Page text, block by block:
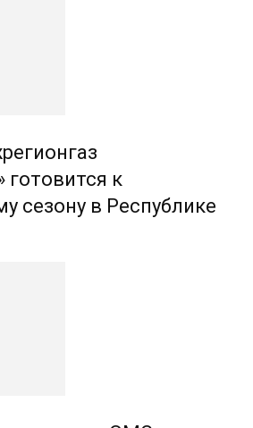
готовится к
сезону в Республике